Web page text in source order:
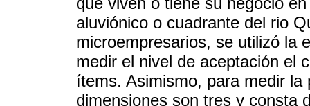
aluviónico o cuadrante del rio
microempresarios, se utilizó la
medir el nivel de aceptación el
ítems. Asimismo, para medir la
dimensiones son tres y consta